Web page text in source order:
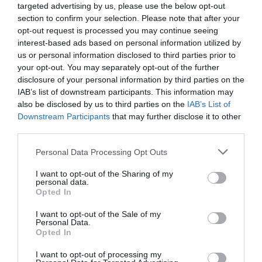
targeted advertising by us, please use the below opt-out
section to confirm your selection. Please note that after your
opt-out request is processed you may continue seeing
interest-based ads based on personal information utilized by
us or personal information disclosed to third parties prior to
your opt-out. You may separately opt-out of the further
disclosure of your personal information by third parties on the
IAB’s list of downstream participants. This information may
also be disclosed by us to third parties on the IAB’s List of
Downstream Participants that may further disclose it to other
Personal Data Processing Opt Outs
I want to opt-out of the Sharing of my
personal data.
Opted In
I want to opt-out of the Sale of my
Personal Data.
Opted In
I want to opt-out of processing my
capilaridad en el territorio al margen de las grandes
ciudades…
Esa capilaridad sería una grandísima oportunidad
siempre y cuando tuvieran la tecnología suficiente para
dar servicio que exige el consumidor final. A estas
alturas no se entiende que tú compres un producto en
Madrid y no puedas devolverlo en Bilbao, o que la
devolución de una compra online pueda realizarse en
una tienda de Barcelona. Ahí es cuando entendemos el
tema de la prestación de servicios, y el problema aquí
no es sólo de los independientes, sino que también
negocio será digital. ¿Vamos a dejar de ir a las
No se va a desertizar el comercio físico, pero vamos
a ir hacia esa canalidad cero para que la gente siga
valor es la colaboración estrecha entre marcas y
deportistas para ofrecer una experiencia
enriquecedora. A mí me gustaría que en la era post-
ubicación a pie de calle es uncommodity